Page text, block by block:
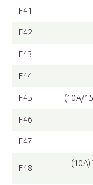
F41
F42
F43
F44
F45 (10А/
F46
F47
F48
(10А)